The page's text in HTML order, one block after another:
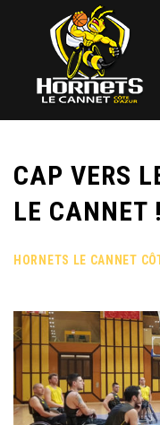
CAP VERS
LE CANNET !
HORNETS LE CANNET